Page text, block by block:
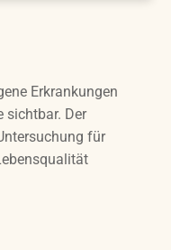
Erkrankungen
sichtbar. Der
für